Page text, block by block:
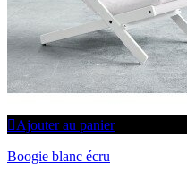
Ajouter au panier
Boogie blanc écru